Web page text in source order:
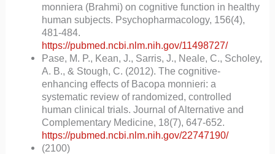
monniera (Brahmi) on cognitive function in healthy
human subjects. Psychopharmacology, 156(4),
481-484.
https://pubmed.ncbi.nlm.nih.gov/11498727/
Pase, M. P., Kean, J., Sarris, J., Neale, C., Scholey,
A. B., & Stough, C. (2012). The cognitive-
enhancing effects of Bacopa monnieri: a
systematic review of randomized, controlled
human clinical trials. Journal of Alternative and
Complementary Medicine, 18(7), 647-652.
https://pubmed.ncbi.nlm.nih.gov/22747190/
(2100)